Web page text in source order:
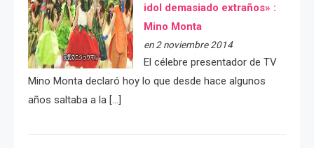
idol demasiado extraños» :
Mino Monta
en 2 noviembre 2014
El célebre presentador de TV
Mino Monta declaró hoy lo que desde hace algunos
años saltaba a la […]